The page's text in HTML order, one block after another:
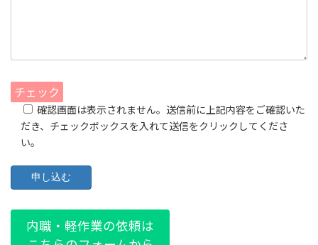
チェック
確認画面は表示されません。送信前に上記内容をご確認いた
だき、チェックボックスを入れて送信をクリックしてくださ
い。
内職・軽作業の依頼は